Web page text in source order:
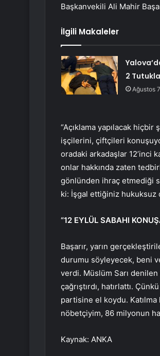
Başkanvekili Ali Mahir
İlgili Makaleler
2
Ağustos
“Açıklama yapılacak
işçilerini, çiftçileri
oradaki arkadaşlar 12’inci
onlar hakkında zaten
gönlünden ihraç etmediği
ki: İşgal ettiğiniz hukuksuz
“12 EYLÜL SABAHI
Başarır, yarın
durumu söyleyecek, beni
verdi. Müslüm Sarı
çağrıştırdı, hatırlattı.
partisine el koydu. Katılma
nöbetçiyim, 86 milyonun
Kaynak: ANKA